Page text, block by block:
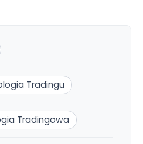
Tradingu
Tradingowa